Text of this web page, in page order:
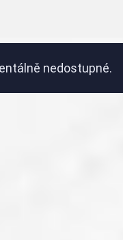
nedostupné.